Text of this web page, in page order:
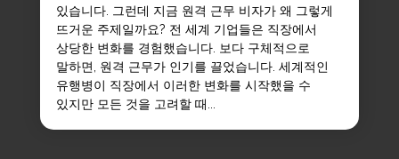
있습니다. 그런데 지금 원격 근무 비자가 왜 그렇게
뜨거운 주제일까요? 전 세계 기업들은 직장에서
상당한 변화를 경험했습니다. 보다 구체적으로
말하면, 원격 근무가 인기를 끌었습니다. 세계적인
유행병이 직장에서 이러한 변화를 시작했을 수
있지만 모든 것을 고려할 때...